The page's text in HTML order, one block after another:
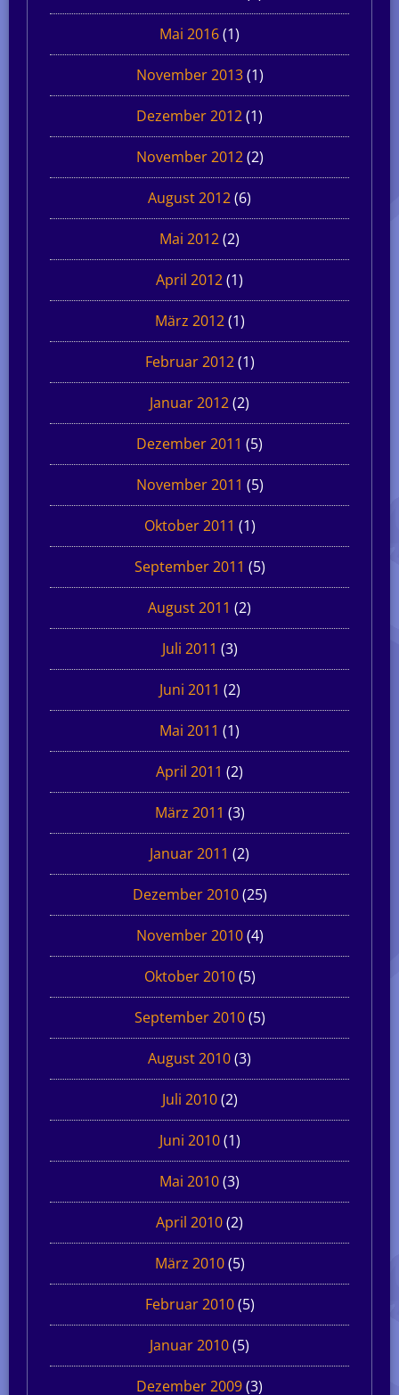
Mai 2016(1)
November 2013(1)
Dezember 2012(1)
November 2012(2)
August 2012(6)
Mai 2012(2)
April 2012(1)
März 2012(1)
Februar 2012(1)
Januar 2012(2)
Dezember 2011 (5)
November 2011 (5)
Oktober 2011 (1)
September 2011 (5)
August 2011 (2)
Juli 2011 (3)
Juni 2011 (2)
Mai 2011 (1)
April 2011 (2)
März 2011 (3)
Januar 2011 (2)
Dezember 2010(25)
November 2010(4)
Oktober 2010(5)
September 2010(5)
August 2010(3)
Juli 2010(2)
Juni 2010(1)
Mai 2010(3)
April 2010(2)
März 2010(5)
Februar 2010(5)
Januar 2010(5)
Dezember 2009(3)